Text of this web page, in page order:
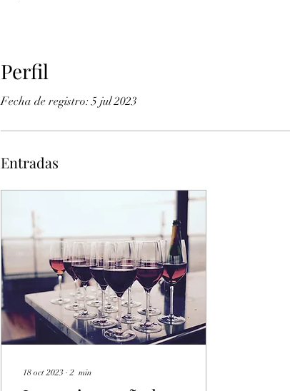
Perfil
Fecha de registro: 5 jul 2023
Entradas
18 oct 2023 ∙2 min